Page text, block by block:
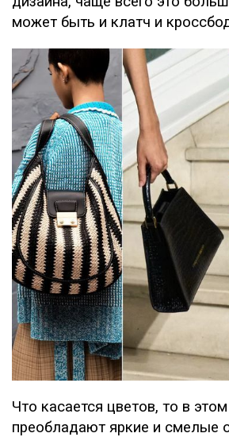
может быть и клатч и
Что касается цветов, то в
преобладают яркие и смелые